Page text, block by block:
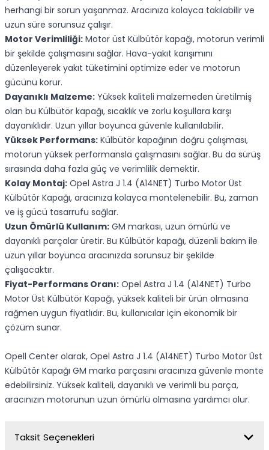
herhangi bir sorun yaşanmaz. Aracınıza kolayca takılabilir ve
uzun süre sorunsuz çalışır.
Motor Verimliliği: Motor üst Külbütör kapağı, motorun verimli
bir şekilde çalışmasını sağlar. Hava-yakıt karışımını
düzenleyerek yakıt tüketimini optimize eder ve motorun
gücünü korur.
Dayanıklı Malzeme: Yüksek kaliteli malzemeden üretilmiş
olan bu Külbütör kapağı, sıcaklık ve zorlu koşullara karşı
dayanıklıdır. Uzun yıllar boyunca güvenle kullanılabilir.
Yüksek Performans: Külbütör kapağının doğru çalışması,
motorun yüksek performansla çalışmasını sağlar. Bu da sürüş
sırasında daha fazla güç ve verimlilik demektir.
Kolay Montaj: Opel Astra J 1.4 (A14NET) Turbo Motor Üst
Külbütör Kapağı, aracınıza kolayca montelenebilir. Bu, zaman
ve iş gücü tasarrufu sağlar.
Uzun Ömürlü Kullanım: GM markası, uzun ömürlü ve
dayanıklı parçalar üretir. Bu Külbütör kapağı, düzenli bakım ile
uzun yıllar boyunca aracınızda sorunsuz bir şekilde
çalışacaktır.
Fiyat-Performans Oranı: Opel Astra J 1.4 (A14NET) Turbo
Motor Üst Külbütör Kapağı, yüksek kaliteli bir ürün olmasına
rağmen uygun fiyatlıdır. Bu, kullanıcılar için ekonomik bir
çözüm sunar.
Opell Center olarak, Opel Astra J 1.4 (A14NET) Turbo Motor Üst
Külbütör Kapağı GM marka parçasını aracınıza güvenle monte
edebilirsiniz. Yüksek kaliteli, dayanıklı ve verimli bu parça,
aracınızın motorunun uzun ömürlü olmasına yardımcı olur.
Taksit Seçenekleri